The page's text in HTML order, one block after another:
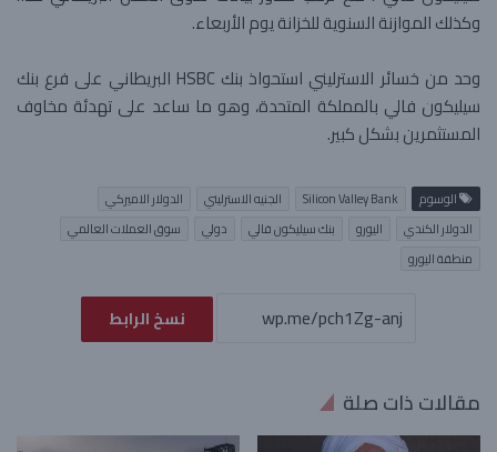
وكذلك الموازنة السنوية للخزانة يوم الأربعاء.
وحد من خسائر الاسترليني استحواذ بنك HSBC البريطاني على فرع بنك
سيليكون فالي بالمملكة المتحدة، وهو ما ساعد على تهدئة مخاوف
المستثمرين بشكل كبير.
الوسوم Silicon Valley Bank الجنيه الاسترليني
الدولار الاميركي
الدولار الكندي
اليورو بنك سيليكون فالي دولي
سوق العملات العالمي
منطقة اليورو
نسخ الرابط
مقالات ذات صلة